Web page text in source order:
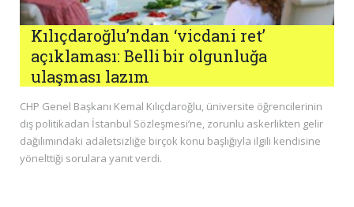
Kılıçdaroğlu’ndan ‘vicdani ret’
açıklaması: Belli bir olgunluğa
ulaşması lazım
CHP Genel Başkanı Kemal Kılıçdaroğlu, üniversite öğrencilerinin
dış politikadan İstanbul Sözleşmesi’ne, zorunlu askerlikten gelir
dağılımındaki adaletsizliğe birçok konu başlığıyla ilgili kendisine
yönelttiği sorulara yanıt verdi.